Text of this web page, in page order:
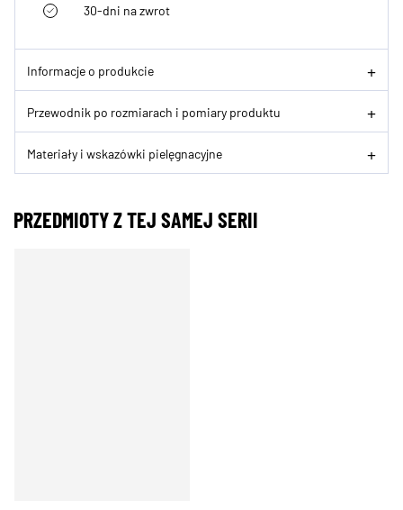
30-dni na zwrot
Informacje o produkcie
Przewodnik po rozmiarach i pomiary produktu
Materiały i wskazówki pielęgnacyjne
PRZEDMIOTY Z TEJ SAMEJ SERII